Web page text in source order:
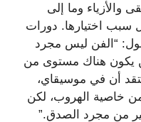
والأزياء وما إلى
سبب اختيارها. دورات
“الفن ليس مجرد
يكون هناك مستوى من
أن في موسيقاي،
خاصية الهروب، لكن
من مجرد الصدق.”